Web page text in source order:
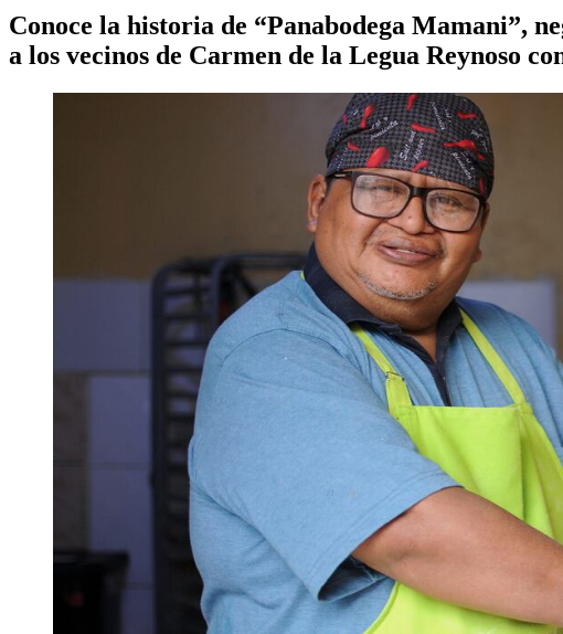
Conoce la historia de “Panabodega Mamani”,
a los vecinos de Carmen de la Legua Reynoso